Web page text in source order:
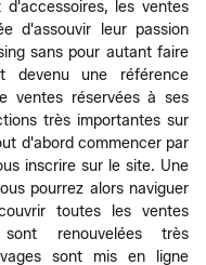
les ventes
d'assouvir leur passion
sans pour autant faire
devenu une référence
ventes réservées à ses
très importantes sur
d'abord commencer par
inscrire sur le site. Une
pourrez alors naviguer
toutes les ventes
renouvelées très
sont mis en ligne